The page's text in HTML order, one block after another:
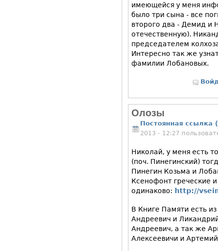
имеющейся у меня
было три сына - все
второго два - Демид и
отечественную).
председателем
Интересно так же
фамилии Лобановых.
Олозы
Постоянная ссылка
2013 - 12:27
Николай, у меня есть
(поч. Пинегинский)
Пинегин Козьма и
Ксенофонт греческие
одинаково: http://
В Книге Памяти есть
Андреевич и
Андреевич, а так же
Алексеевичи и